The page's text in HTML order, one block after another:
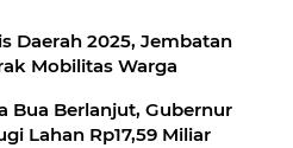
Daerah 2025, Jembatan
Mobilitas Warga
Bua Berlanjut, Gubernur
Lahan Rp17,59 Miliar